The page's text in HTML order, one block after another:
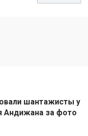
шантажисты у
Андижана за фото